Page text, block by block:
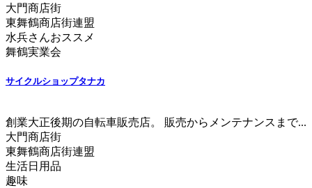
大門商店街
東舞鶴商店街連盟
水兵さんおススメ
舞鶴実業会
サイクルショップタナカ
創業大正後期の自転車販売店。 販売からメンテナンスまで...
大門商店街
東舞鶴商店街連盟
生活日用品
趣味